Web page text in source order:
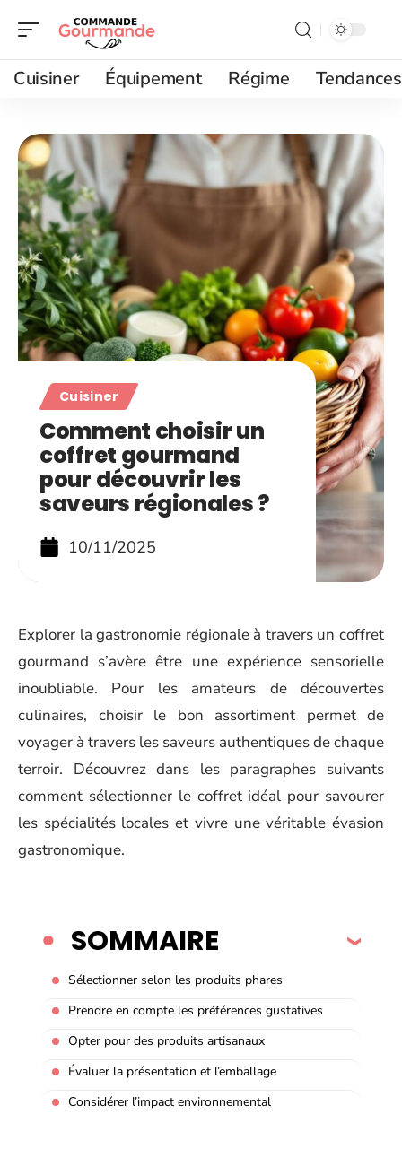
Cuisiner Équipement Régime Tendances
Cuisiner
Comment choisir un
coffret gourmand
pour découvrir les
saveurs régionales ?
10/11/2025
Explorer la gastronomie régionale à travers un coffret
gourmand s’avère être une expérience sensorielle
inoubliable. Pour les amateurs de découvertes
culinaires, choisir le bon assortiment permet de
voyager à travers les saveurs authentiques de chaque
terroir. Découvrez dans les paragraphes suivants
comment sélectionner le coffret idéal pour savourer
les spécialités locales et vivre une véritable évasion
gastronomique.
SOMMAIRE
Sélectionner selon les produits phares
Prendre en compte les préférences gustatives
Opter pour des produits artisanaux
Évaluer la présentation et l’emballage
Considérer l’impact environnemental